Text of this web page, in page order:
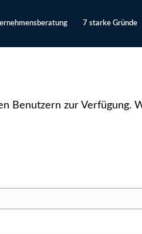
7 starke Gründe
Benutzern zur Verfügung.